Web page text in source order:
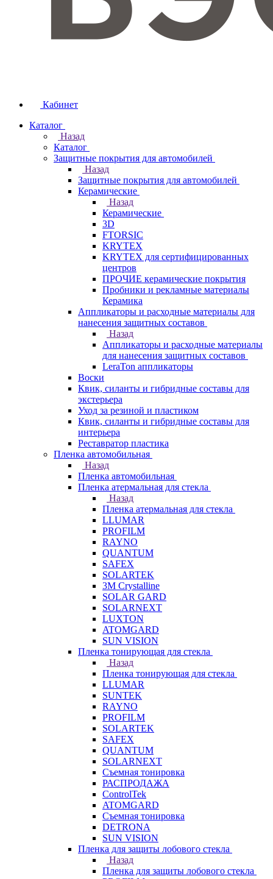
Кабинет
Каталог
Назад
Каталог
Защитные покрытия для автомобилей
Назад
Защитные покрытия для автомобилей
Керамические
Назад
Керамические
3D
FTORSIC
KRYTEX
KRYTEX для сертифицированных
центров
ПРОЧИЕ керамические покрытия
Пробники и рекламные материалы
Керамика
Аппликаторы и расходные материалы для
нанесения защитных составов
Назад
Аппликаторы и расходные материалы
для нанесения защитных составов
LeraTon аппликаторы
Воски
Квик, силанты и гибридные составы для
экстерьера
Уход за резиной и пластиком
Квик, силанты и гибридные составы для
интерьера
Реставратор пластика
Пленка автомобильная
Назад
Пленка автомобильная
Пленка атермальная для стекла
Назад
Пленка атермальная для стекла
LLUMAR
PROFILM
RAYNO
QUANTUM
SAFEX
SOLARTEK
3M Crystalline
SOLAR GARD
SOLARNEXT
LUXTON
ATOMGARD
SUN VISION
Пленка тонирующая для стекла
Назад
Пленка тонирующая для стекла
LLUMAR
SUNTEK
RAYNO
PROFILM
SOLARTEK
SAFEX
QUANTUM
SOLARNEXT
Съемная тонировка
РАСПРОДАЖА
ControlTek
ATOMGARD
Съемная тонировка
DETRONA
SUN VISION
Пленка для защиты лобового стекла
Назад
Пленка для защиты лобового стекла